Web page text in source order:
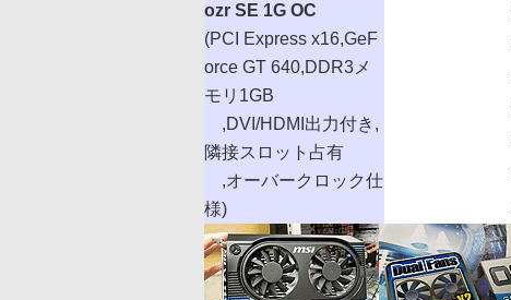
ozr SE 1G OC
(PCI Express x16,GeF
orce GT 640,DDR3メ
モリ1GB
,DVI/HDMI出力付き,
隣接スロット占有
,オーバークロック仕
様)